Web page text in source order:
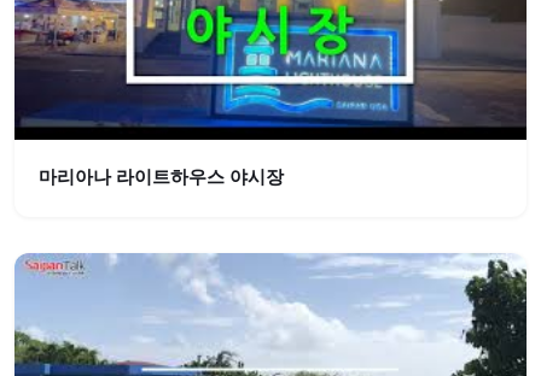
마리아나 라이트하우스 야시장